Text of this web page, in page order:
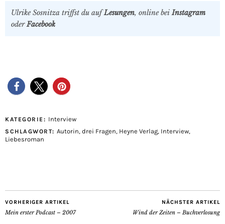
Ulrike Sosnitza triffst du aufLesungen, online bei Instagram
oderFacebook
KATEGORIE: Interview
SCHLAGWORT: Autorin, drei Fragen, Heyne Verlag, Interview,
Liebesroman
VORHERIGER ARTIKEL
Mein erster Podcast – 2007
NÄCHSTER ARTIKEL
Wind der Zeiten – Buchverlosung